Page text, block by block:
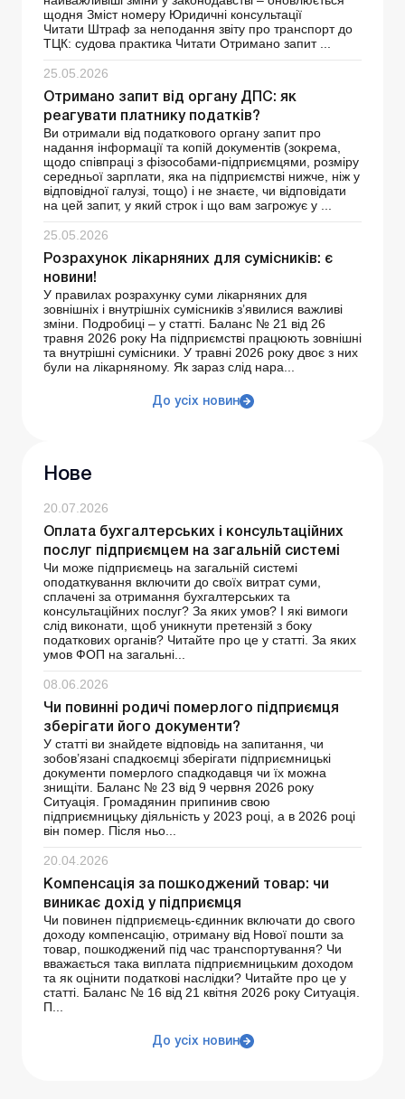
щодня Зміст номеру Юридичні консультації
Читати Штраф за неподання звіту про транспорт до
ТЦК: судова практика Читати Отримано запит ...
25.05.2026
Отримано запит від органу ДПС: як
реагувати платнику податків?
Ви отримали від податкового органу запит про
надання інформації та копій документів (зокрема,
щодо співпраці з фізособами-підприємцями, розміру
середньої зарплати, яка на підприємстві нижче, ніж у
відповідної галузі, тощо) і не знаєте, чи відповідати
на цей запит, у який строк і що вам загрожує у ...
25.05.2026
Розрахунок лікарняних для сумісників: є
новини!
У правилах розрахунку суми лікарняних для
зовнішніх і внутрішніх сумісників з’явилися важливі
зміни. Подробиці – у статті. Баланс № 21 від 26
травня 2026 року На підприємстві працюють зовнішні
та внутрішні сумісники. У травні 2026 року двоє з них
були на лікарняному. Як зараз слід нара...
До усіх новин
Нове
20.07.2026
Оплата бухгалтерських і консультаційних
послуг підприємцем на загальній системі
Чи може підприємець на загальній системі
оподаткування включити до своїх витрат суми,
сплачені за отримання бухгалтерських та
консультаційних послуг? За яких умов? І які вимоги
слід виконати, щоб уникнути претензій з боку
податкових органів? Читайте про це у статті. За яких
умов ФОП на загальні...
08.06.2026
Чи повинні родичі померлого підприємця
зберігати його документи?
У статті ви знайдете відповідь на запитання, чи
зобов’язані спадкоємці зберігати підприємницькі
документи померлого спадкодавця чи їх можна
знищіти. Баланс № 23 від 9 червня 2026 року
Ситуація. Громадянин припинив свою
підприємницьку діяльність у 2023 році, а в 2026 році
він помер. Після ньо...
20.04.2026
Компенсація за пошкоджений товар: чи
виникає дохід у підприємця
Чи повинен підприємець-єдинник включати до свого
доходу компенсацію, отриману від Нової пошти за
товар, пошкоджений під час транспортування? Чи
вважається така виплата підприємницьким доходом
та як оцінити податкові наслідки? Читайте про це у
статті. Баланс № 16 від 21 квітня 2026 року Ситуація.
П...
До усіх новин